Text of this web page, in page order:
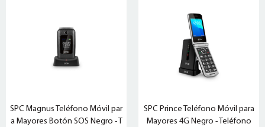
SPC Magnus Teléfono Móvil par
a Mayores Botón SOS Negro - T
SPC Prince Teléfono Móvil para
Mayores 4G Negro - Teléfono